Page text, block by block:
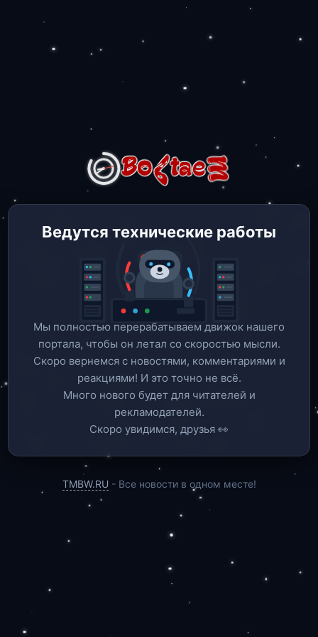
Ведутся технические работы
Мы полностью перерабатываем движок нашего
портала, чтобы он летал со скоростью мысли.
Скоро вернемся c новостями, комментариями и
реакциями! И это точно не всё.
Много нового будет для читателей и
рекламодателей.
Скоро увидимся, друзья 👀
TMBW.RU - Все новости в одном месте!